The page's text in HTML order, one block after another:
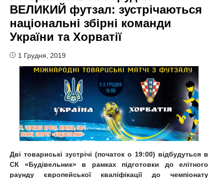
ВЕЛИКИЙ футзал: зустрічаються
національні збірні команди
України та Хорватії
1 Грудня, 2019
Дві товариські зустрічі (початок о 19:00) відбудуться в
СК «Будівельник» в рамках підготовки до елітного
раунду європейської кваліфікації до чемпіонату